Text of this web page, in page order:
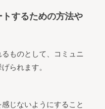
するための方法や
ものとして、コミュニ
られます。
じないようにすること